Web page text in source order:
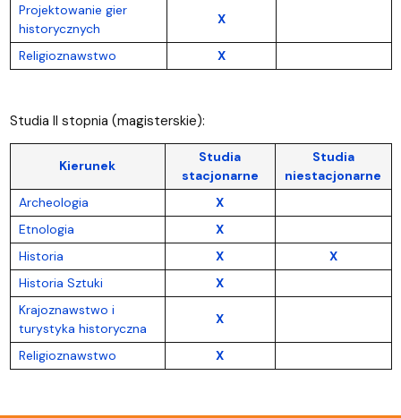
Projektowanie gier
historycznych
X
Religioznawstwo X
Studia II stopnia (magisterskie):
Kierunek
Studia
stacjonarne
Studia
niestacjonarne
Archeologia
X
Etnologia
X
Historia
X
X
Historia Sztuki
X
Krajoznawstwo i
turystyka historyczna
X
Religioznawstwo X